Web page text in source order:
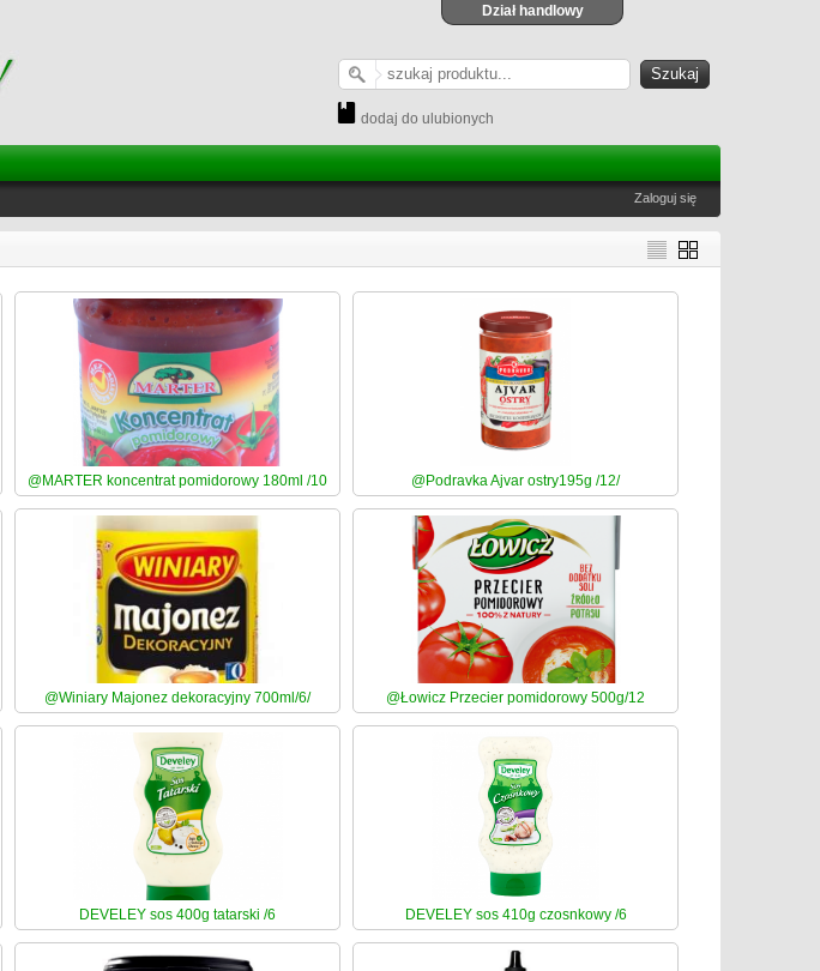
Dział handlowy
dodaj do ulubionych
Zaloguj się
@MARTER koncentrat pomidorowy 180ml /10 @Podravka Ajvar ostry195g /12/
@Winiary Majonez dekoracyjny 700ml/6/ @Łowicz Przecier pomidorowy 500g/12
DEVELEY sos 400g tatarski /6 DEVELEY sos 410g czosnkowy /6